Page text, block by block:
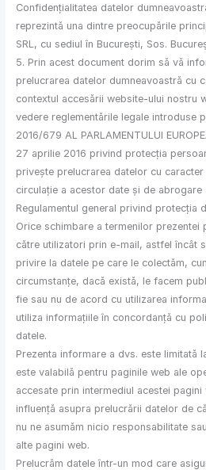
Confidențialitatea datelor
reprezintă una dintre preocupările
SRL, cu sediul în București, Sos.
5. Prin acest document dorim să vă
prelucrarea datelor dumneavoastră cu
contextul accesării website-ului nostru
vedere reglementările legale introduse
2016/679 AL PARLAMENTULUI
27 aprilie 2016 privind protecția
privește prelucrarea datelor cu
circulație a acestor date și de
Regulamentul general privind protecția
Orice schimbare a termenilor prezentei
către utilizatori prin e-mail, astfel încât
privire la datele pe care le colectăm,
circumstanțe, dacă există, le facem
fie sau nu de acord cu utilizarea
utiliza informațiile în concordanță cu
datele.
Prezenta informare a dvs. este limitată
este valabilă pentru paginile web ale
accesate prin intermediul acestei pagini
influență asupra prelucrării datelor de
nu ne asumăm nicio responsabilitate
alte pagini web.
Prelucrăm datele într-un mod care